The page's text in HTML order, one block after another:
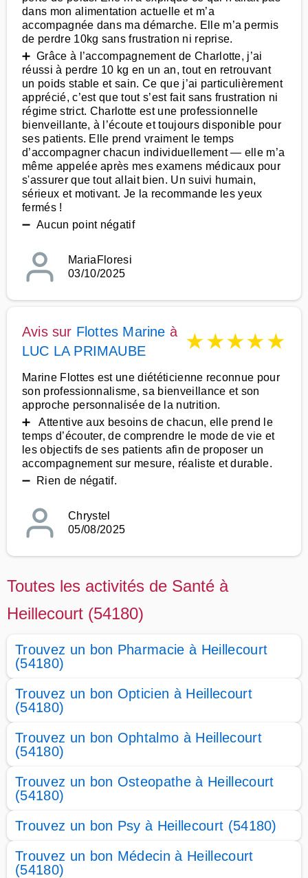
dans mon alimentation actuelle et m’a
accompagnée dans ma démarche. Elle m’a permis
de perdre 10kg sans frustration ni reprise.
➕ Grâce à l’accompagnement de Charlotte, j’ai
réussi à perdre 10 kg en un an, tout en retrouvant
un poids stable et sain. Ce que j’ai particulièrement
apprécié, c’est que tout s’est fait sans frustration ni
régime strict. Charlotte est une professionnelle
bienveillante, à l’écoute et toujours disponible pour
ses patients. Elle prend vraiment le temps
d’accompagner chacun individuellement — elle m’a
même appelée après mes examens médicaux pour
s'assurer que tout allait bien. Un suivi humain,
sérieux et motivant. Je la recommande les yeux
fermés !
➖ Aucun point négatif
MariaFloresi
03/10/2025
Avis sur Flottes Marine à
LUC LA PRIMAUBE
★★★★★
Marine Flottes est une diététicienne reconnue pour
son professionnalisme, sa bienveillance et son
approche personnalisée de la nutrition.
➕ Attentive aux besoins de chacun, elle prend le
temps d’écouter, de comprendre le mode de vie et
les objectifs de ses patients afin de proposer un
accompagnement sur mesure, réaliste et durable.
➖ Rien de négatif.
Chrystel
05/08/2025
Toutes les activités de Santé à
Heillecourt (54180)
Trouvez un bon Pharmacie à Heillecourt
(54180)
Trouvez un bon Opticien à Heillecourt
(54180)
Trouvez un bon Ophtalmo à Heillecourt
(54180)
Trouvez un bon Osteopathe à Heillecourt
(54180)
Trouvez un bon Psy à Heillecourt (54180)
Trouvez un bon Médecin à Heillecourt
(54180)